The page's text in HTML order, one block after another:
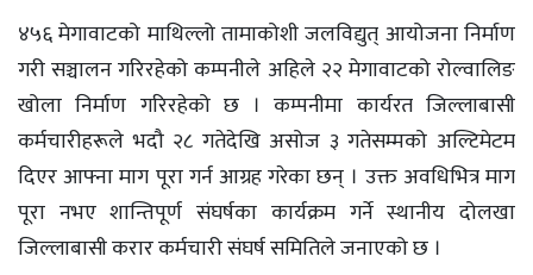
४५६ मेगावाटको माथिल्लो तामाकोशी जलविद्युत् आयोजना निर्माण
गरी सञ्चालन गरिरहेको कम्पनीले अहिले २२ मेगावाटको रोल्वालिङ
खोला निर्माण गरिरहेको छ । कम्पनीमा कार्यरत जिल्लाबासी
कर्मचारीहरूले भदौ २८ गतेदेखि असोज ३ गतेसम्मको अल्टिमेटम
दिएर आफ्ना माग पूरा गर्न आग्रह गरेका छन् । उक्त अवधिभित्र माग
पूरा नभए शान्तिपूर्ण संघर्षका कार्यक्रम गर्ने स्थानीय दोलखा
जिल्लाबासी करार कर्मचारी संघर्ष समितिले जनाएको छ ।